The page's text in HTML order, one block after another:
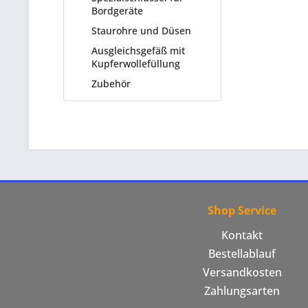
Bordgeräte
Staurohre und Düsen
Ausgleichsgefäß mit
Kupferwollefüllung
Zubehör
Shop Service
Kontakt
Bestellablauf
Versandkosten
Zahlungsarten